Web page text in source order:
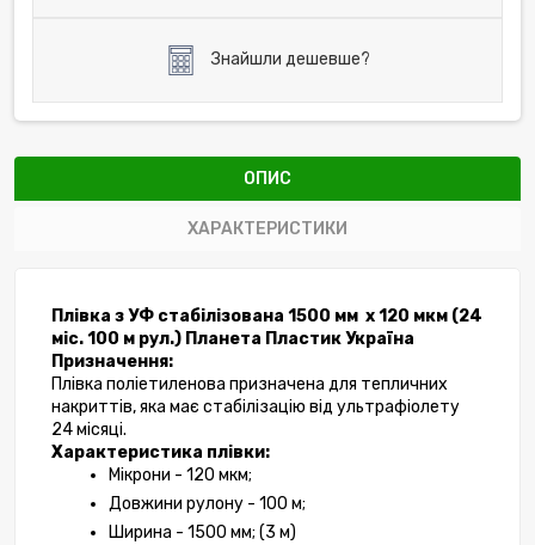
Знайшли дешевше?
ОПИС
ХАРАКТЕРИСТИКИ
Плівка з УФ стабілізована 1500 мм  х 120 мкм (24
міс. 100 м рул.) Планета Пластик Україна
Призначення:
Плівка поліетиленова призначена для тепличних
накриттів, яка має стабілізацію від ультрафіолету
24 місяці.
Характеристика плівки:
Мікрони - 120 мкм;
Довжини рулону - 100 м;
Ширина - 1500 мм; (3 м)